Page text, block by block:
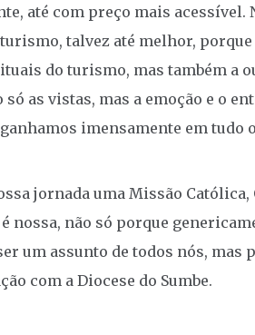
até com preço mais acessível.
talvez até melhor,
do turismo, mas também a
as vistas, mas a emoção e o
imensamente em tudo
jornada uma Missão
nossa, não só porque
um assunto de todos nós, mas
com a Diocese do Sumbe.